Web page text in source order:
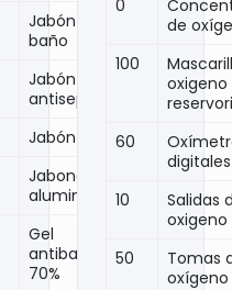
Jabón para
baño
Jabón
antiseptico
Jabón en polvo
Jabonera de
aluminio
Gel
antibacterial al
70%
0
de
100
60
digitales
10
Salidas
oxigeno
50
Tomas